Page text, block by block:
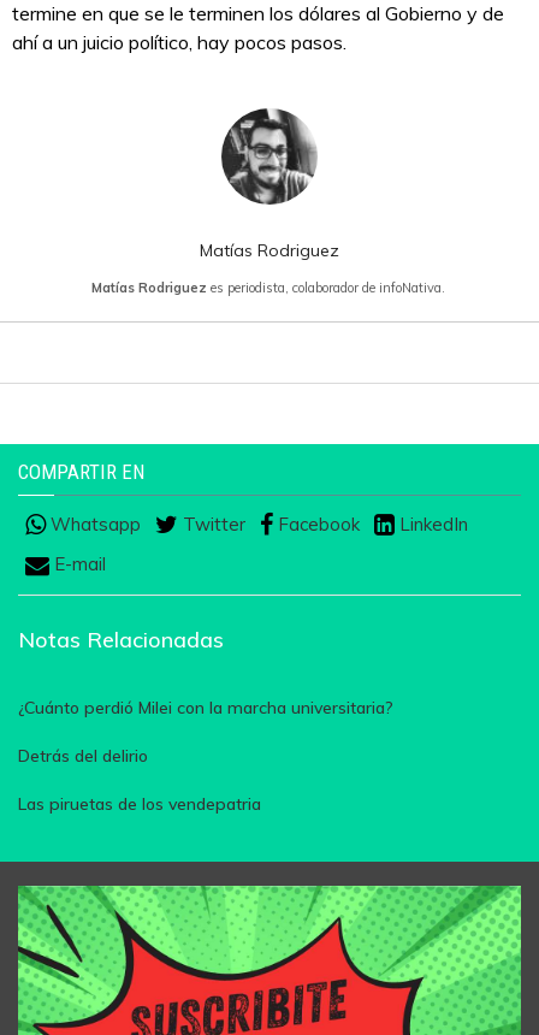
termine en que se le terminen los dólares al Gobierno y de
ahí a un juicio político, hay pocos pasos.
Matías Rodriguez
Matías Rodriguez es periodista, colaborador de infoNativa.
COMPARTIR EN
Whatsapp Twitter Facebook
LinkedIn
E-mail
Notas Relacionadas
¿Cuánto perdió Milei con la marcha universitaria?
Detrás del delirio
Las piruetas de los vendepatria